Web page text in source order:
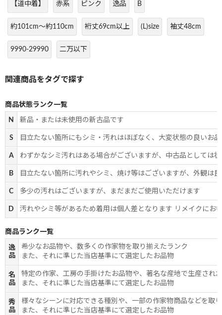
【道中着】 赤系 ピンク 逸品 B
約101cm～約110cm 裄丈69cm以上 (L)size 袖丈48cm
9990-29990 二万以下
商品状態ランク一覧
N 新品・または未使用の新古品です
S 目立たない箇所にもシミ・汚れはほぼなく、大変状態の良いお
A わずかなシミ汚れはある場合がございますが、中古品としては
B 目立たない箇所に汚れやシミ、焼け等はございますが、外観は
C 多少の汚れはございますが、まだまだご使用いただけます
D 汚れやシミ等があるため着用は個人差となります リメイクにお
商品ランク一覧
逸
品
希少なお品物や、数多くの作家物を取り揃えたランク
また、それに準じた当店基準にて選定したお品物
名
品
特定の作家、工房の手掛けたお品物や、著名な産地で生産され
また、それに準じた当店基準にて選定したお品物
秀
品
様々なシーンに対応できる種別や、一部の作家物商品などを取
また、それに準じた当店基準にて選定したお品物